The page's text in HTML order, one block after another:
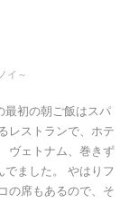
ノイ～
最初の朝ご飯はスパ
レストランで、ホテ
ヴェトナム、巻きず
でました。 やはりフ
の席もあるので、そ